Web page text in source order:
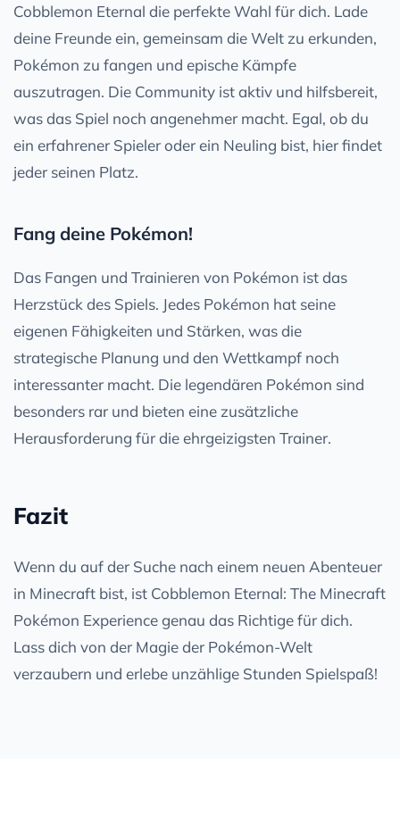
Cobblemon Eternal die perfekte Wahl für dich. Lade
deine Freunde ein, gemeinsam die Welt zu erkunden,
Pokémon zu fangen und epische Kämpfe
auszutragen. Die Community ist aktiv und hilfsbereit,
was das Spiel noch angenehmer macht. Egal, ob du
ein erfahrener Spieler oder ein Neuling bist, hier findet
jeder seinen Platz.
Fang deine Pokémon!
Das Fangen und Trainieren von Pokémon ist das
Herzstück des Spiels. Jedes Pokémon hat seine
eigenen Fähigkeiten und Stärken, was die
strategische Planung und den Wettkampf noch
interessanter macht. Die legendären Pokémon sind
besonders rar und bieten eine zusätzliche
Herausforderung für die ehrgeizigsten Trainer.
Fazit
Wenn du auf der Suche nach einem neuen Abenteuer
in Minecraft bist, ist Cobblemon Eternal: The Minecraft
Pokémon Experience genau das Richtige für dich.
Lass dich von der Magie der Pokémon-Welt
verzaubern und erlebe unzählige Stunden Spielspaß!